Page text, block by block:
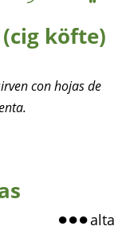
köfte)
con hojas de
alta